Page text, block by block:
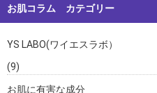
お肌コラム カテゴリー
YS LABO(ワイエスラボ）
(9)
お肌に有害な成分